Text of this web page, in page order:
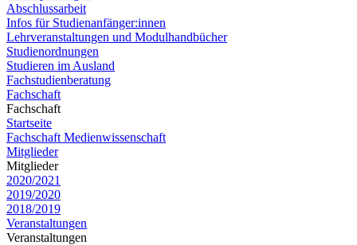
Abschlussarbeit
Infos für Studienanfänger:innen
Lehrveranstaltungen und Modulhandbücher
Studienordnungen
Studieren im Ausland
Fachstudienberatung
Fachschaft
Fachschaft
Startseite
Fachschaft Medienwissenschaft
Mitglieder
Mitglieder
2020/2021
2019/2020
2018/2019
Veranstaltungen
Veranstaltungen